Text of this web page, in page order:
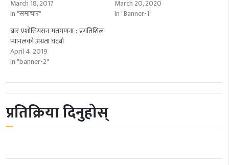
March 18, 2017
In "समाचार"
March 20, 2020
In "Banner-1"
बार एशोसियसन मतगणना : प्रगतिशिल
प्यानलको अग्रता घट्यो
April 4, 2019
In "banner-2"
प्रतिक्रिया दिनुहोस्